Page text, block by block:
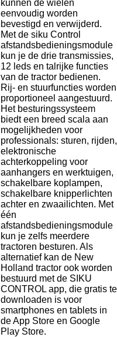
kunnen de wielen
eenvoudig worden
bevestigd en verwijderd.
Met de siku Control
afstandsbedieningsmodule
kun je de drie transmissies,
12 leds en talrijke functies
van de tractor bedienen.
Rij- en stuurfuncties worden
proportioneel aangestuurd.
Het besturingssysteem
biedt een breed scala aan
mogelijkheden voor
professionals: sturen, rijden,
elektronische
achterkoppeling voor
aanhangers en werktuigen,
schakelbare koplampen,
schakelbare knipperlichten
achter en zwaailichten. Met
één
afstandsbedieningsmodule
kun je zelfs meerdere
tractoren besturen. Als
alternatief kan de New
Holland tractor ook worden
bestuurd met de SIKU
CONTROL app, die gratis te
downloaden is voor
smartphones en tablets in
de App Store en Google
Play Store.